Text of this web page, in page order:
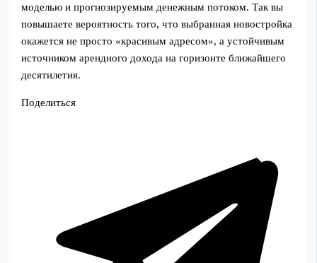
моделью и прогнозируемым денежным потоком. Так вы
повышаете вероятность того, что выбранная новостройка
окажется не просто «красивым адресом», а устойчивым
источником арендного дохода на горизонте ближайшего
десятилетия.
Поделиться